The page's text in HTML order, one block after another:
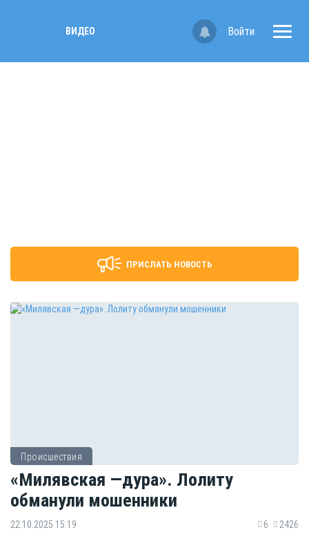
ВИДЕО Войти
ПРИСЛАТЬ НОВОСТЬ
Происшествия
«Милявская —дура». Лолиту
обманули мошенники
22.10.2025 15:19 6 2426